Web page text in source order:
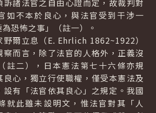
訴諸法官之自由心證而定，故裁判對
如不本於良心，與法官受到干涉一
恐怖之事」（註一）。
爾立息（E. Ehrlich 1862~1922）
察而言，除了法官的人格外，正義沒
註二），日本憲法第七十六條亦規
良心，獨立行使職權，僅受本憲法及
設有「法官依其良心」之規定。我國
就此雖未設明文，惟法官對其「人